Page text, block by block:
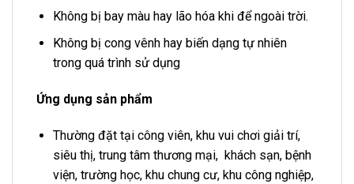
Không bị bay màu hay lão hóa khi để ngoài trời.
Không bị cong vênh hay biến dạng tự nhiên
trong quá trình sử dụng
Ứng dụng sản phẩm
Thường đặt tại công viên, khu vui chơi giải trí,
siêu thị, trung tâm thương mại, khách sạn, bệnh
viện, trường học, khu chung cư, khu công nghiệp,